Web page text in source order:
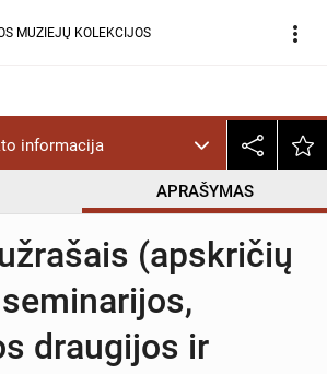
MUZIEJŲ KOLEKCIJOS more_vert
informacija
APRAŠYMAS
(apskričių
draugijos ir